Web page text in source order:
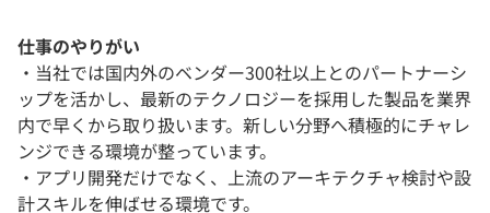
仕事のやりがい
・当社では国内外のベンダー300社以上とのパートナーシ
ップを活かし、最新のテクノロジーを採用した製品を業界
内で早くから取り扱います。新しい分野へ積極的にチャレ
ンジできる環境が整っています。
・アプリ開発だけでなく、上流のアーキテクチャ検討や設
計スキルを伸ばせる環境です。